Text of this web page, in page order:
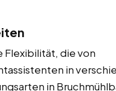
Flexibilität, die von
in
in